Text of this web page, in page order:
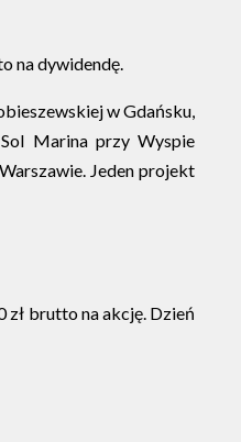
na dywidendę.
w Gdańsku,
Marina przy Wyspie
Jeden projekt
zł brutto na akcję. Dzień